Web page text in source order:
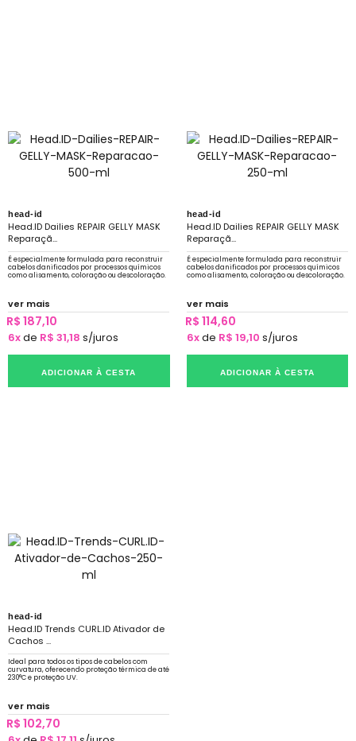
head-id
Head.ID Dailies REPAIR GELLY MASK
Reparaçã...
É especialmente formulada para reconstruir
cabelos danificados por processos químicos
como alisamento, coloração ou descoloração.
ver mais
R$ 187,10
6xde R$ 31,18 s/juros
ADICIONAR À CESTA
head-id
Head.ID Dailies REPAIR GELLY MASK
Reparaçã...
É especialmente formulada para reconstruir
cabelos danificados por processos químicos
como alisamento, coloração ou descoloração.
ver mais
R$ 114,60
6xde R$ 19,10 s/juros
ADICIONAR À CESTA
head-id
Head.ID Trends CURL.ID Ativador de
Cachos ...
Ideal para todos os tipos de cabelos com
curvatura, oferecendo proteção térmica de até
230°C e proteção UV.
ver mais
R$ 102,70